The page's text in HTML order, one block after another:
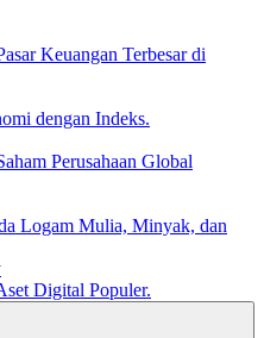
Keuangan Terbesar di
dengan Indeks.
Perusahaan Global
Logam Mulia, Minyak, dan
Digital Populer.